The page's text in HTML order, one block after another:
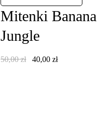
Mitenki Banana
Jungle
50,00zł 40,00 zł